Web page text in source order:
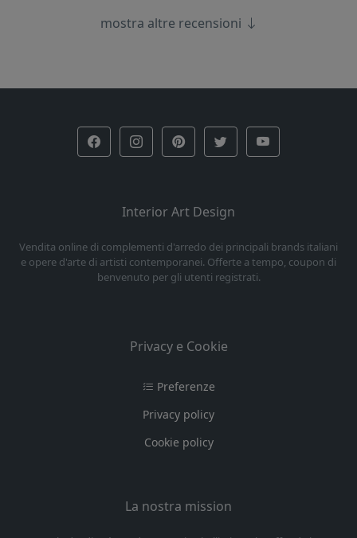
mostra altre recensioni
Interior Art Design
Vendita online di complementi d'arredo dei principali brands italiani
e opere d'arte di artisti contemporanei. Offerte a tempo, coupon di
benvenuto per gli utenti registrati.
Privacy e Cookie
Preferenze
Privacy policy
Cookie policy
La nostra mission